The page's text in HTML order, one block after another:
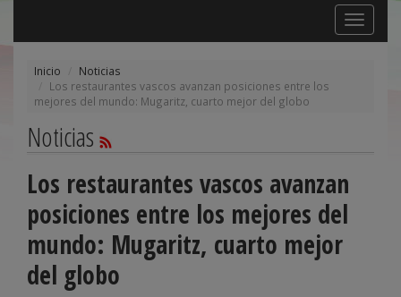
Toggle
navigation
Inicio
Noticias
Los restaurantes vascos avanzan posiciones entre los
mejores del mundo: Mugaritz, cuarto mejor del globo
Noticias
Los restaurantes vascos avanzan
posiciones entre los mejores del
mundo: Mugaritz, cuarto mejor
del globo